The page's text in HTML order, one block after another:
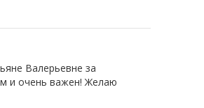
Валерьевне за
и очень важен! Желаю